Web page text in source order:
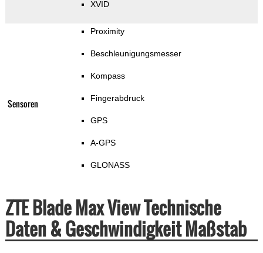
XVID
Sensoren
Proximity
Beschleunigungsmesser
Kompass
Fingerabdruck
GPS
A-GPS
GLONASS
ZTE Blade Max View Technische
Daten & Geschwindigkeit Maßstab